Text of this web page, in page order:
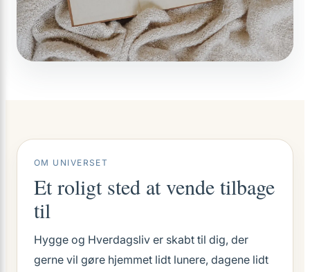
OM UNIVERSET
Et roligt sted at vende tilbage
til
Hygge og Hverdagsliv er skabt til dig, der
gerne vil gøre hjemmet lidt lunere, dagene lidt